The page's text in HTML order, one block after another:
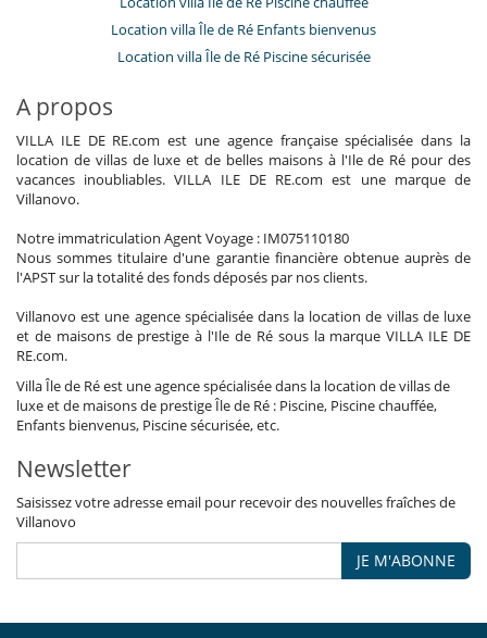
Location villa Île de Ré Enfants bienvenus
Location villa Île de Ré Piscine sécurisée
A propos
VILLA ILE DE RE.com est une agence française spécialisée dans la
location de villas de luxe et de belles maisons à l'Ile de Ré pour des
vacances inoubliables. VILLA ILE DE RE.com est une marque de
Villanovo.
Notre immatriculation Agent Voyage : IM075110180
Nous sommes titulaire d'une garantie financière obtenue auprès de
l'APST sur la totalité des fonds déposés par nos clients.
Villanovo est une agence spécialisée dans la location de villas de luxe
et de maisons de prestige à l'Ile de Ré sous la marque VILLA ILE DE
RE.com.
Villa Île de Ré est une agence spécialisée dans la location de villas de
luxe et de maisons de prestige Île de Ré : Piscine, Piscine chauffée,
Enfants bienvenus, Piscine sécurisée, etc.
Newsletter
Saisissez votre adresse email pour recevoir des nouvelles fraîches de
Villanovo
JE M'ABONNE